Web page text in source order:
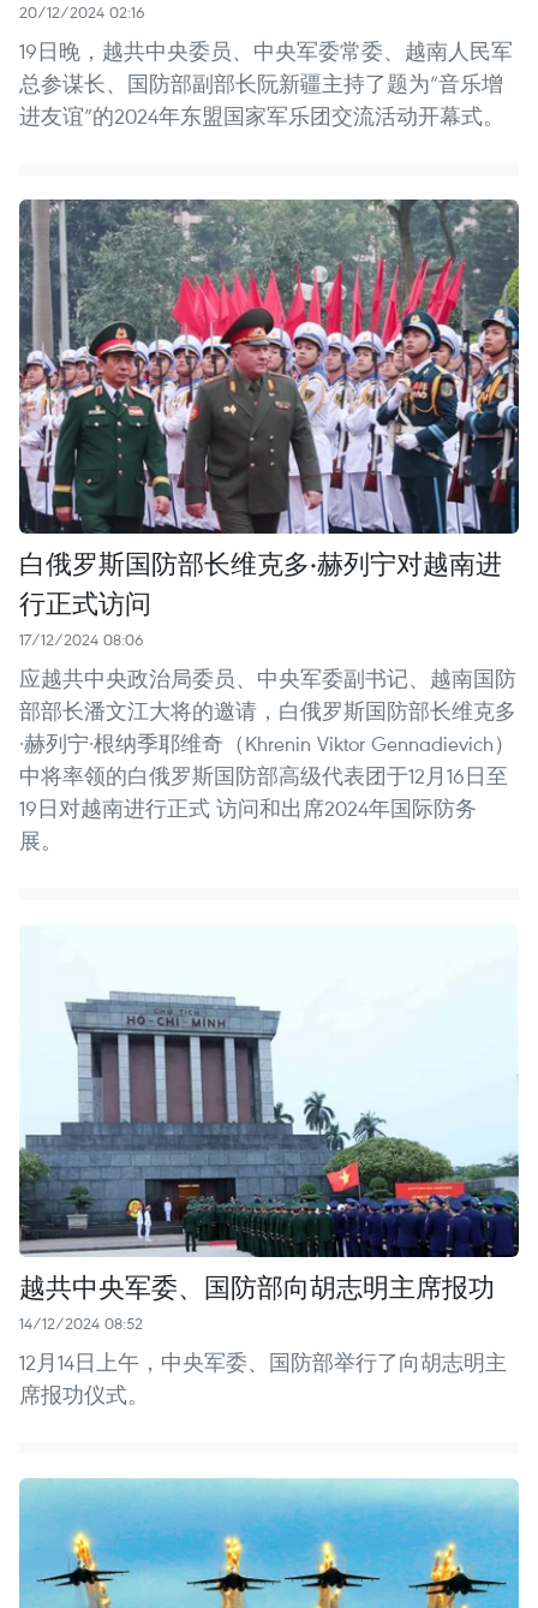
20/12/2024 02:16
19日晚，越共中央委员、中央军委常委、越南人民军
总参谋长、国防部副部长阮新疆主持了题为“音乐增
进友谊”的2024年东盟国家军乐团交流活动开幕式。
白俄罗斯国防部长维克多·赫列宁对越南进
行正式访问
17/12/2024 08:06
应越共中央政治局委员、中央军委副书记、越南国防
部部长潘文江大将的邀请，白俄罗斯国防部长维克多
·赫列宁·根纳季耶维奇（Khrenin Viktor Gennadievich）
中将率领的白俄罗斯国防部高级代表团于12月16日至
19日对越南进行正式 访问和出席2024年国际防务
展。
越共中央军委、国防部向胡志明主席报功
14/12/2024 08:52
12月14日上午，中央军委、国防部举行了向胡志明主
席报功仪式。